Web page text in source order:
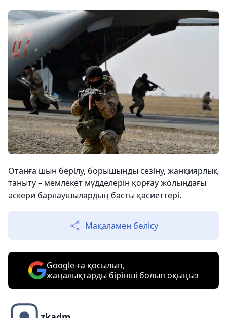
Отанға шын берілу, борышыңды сезіну, жанқиярлық
таныту – мемлекет мүдделерін қорғау жолындағы
әскери барлаушылардың басты қасиеттері.
Мақаламен бөлісу
Google-ға қосылып,
жаңалықтарды бірінші болып оқыңыз